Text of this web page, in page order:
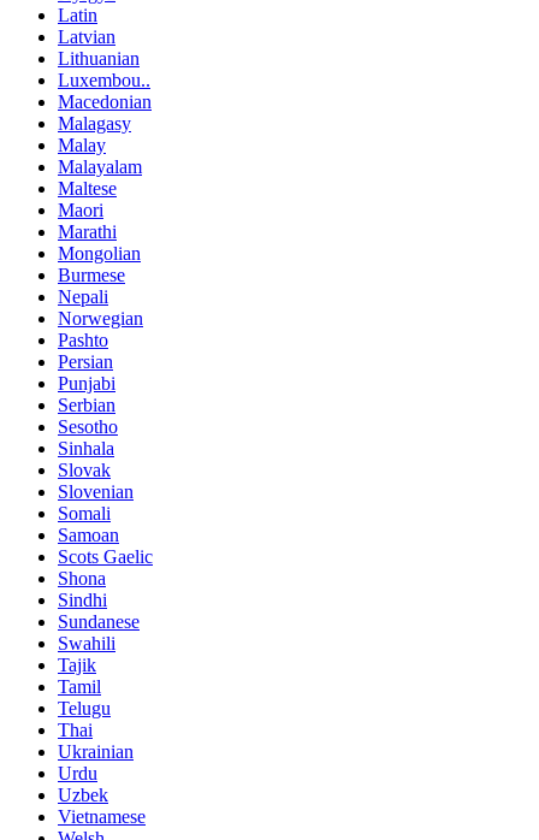
Latin
Latvian
Lithuanian
Luxembou..
Macedonian
Malagasy
Malay
Malayalam
Maltese
Maori
Marathi
Mongolian
Burmese
Nepali
Norwegian
Pashto
Persian
Punjabi
Serbian
Sesotho
Sinhala
Slovak
Slovenian
Somali
Samoan
Scots Gaelic
Shona
Sindhi
Sundanese
Swahili
Tajik
Tamil
Telugu
Thai
Ukrainian
Urdu
Uzbek
Vietnamese